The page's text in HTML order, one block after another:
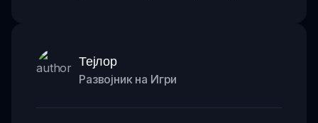
Тејлор
Развојник на Игри